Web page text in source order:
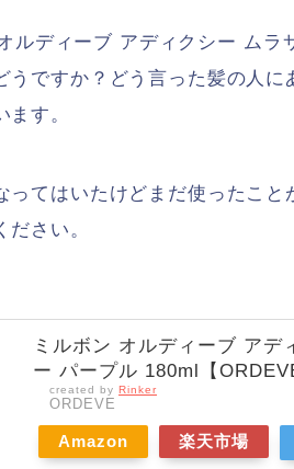
ディーブ アディクシー ムラ
うですか？どう言った髪の人
す。
ってはいたけどまだ使ったこ
さい。
ミルボン オルディーブ アデ
ー パープル 180ml【
created by Rinker
ORDEVE
Amazon 楽天市場